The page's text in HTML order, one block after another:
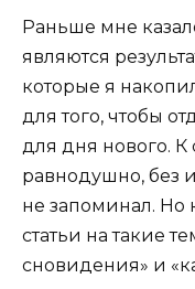
Раньше мне
являются
которые я
для того, чтобы
для дня нового. К
равнодушно, без
не запоминал. Но
статьи на такие
сновидения» и